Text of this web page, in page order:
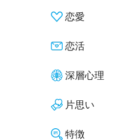
恋愛
恋活
深層心理
片思い
特徴